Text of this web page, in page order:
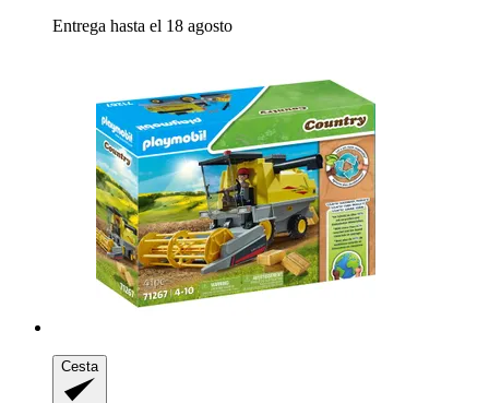
Entrega hasta el 18 agosto
Cesta